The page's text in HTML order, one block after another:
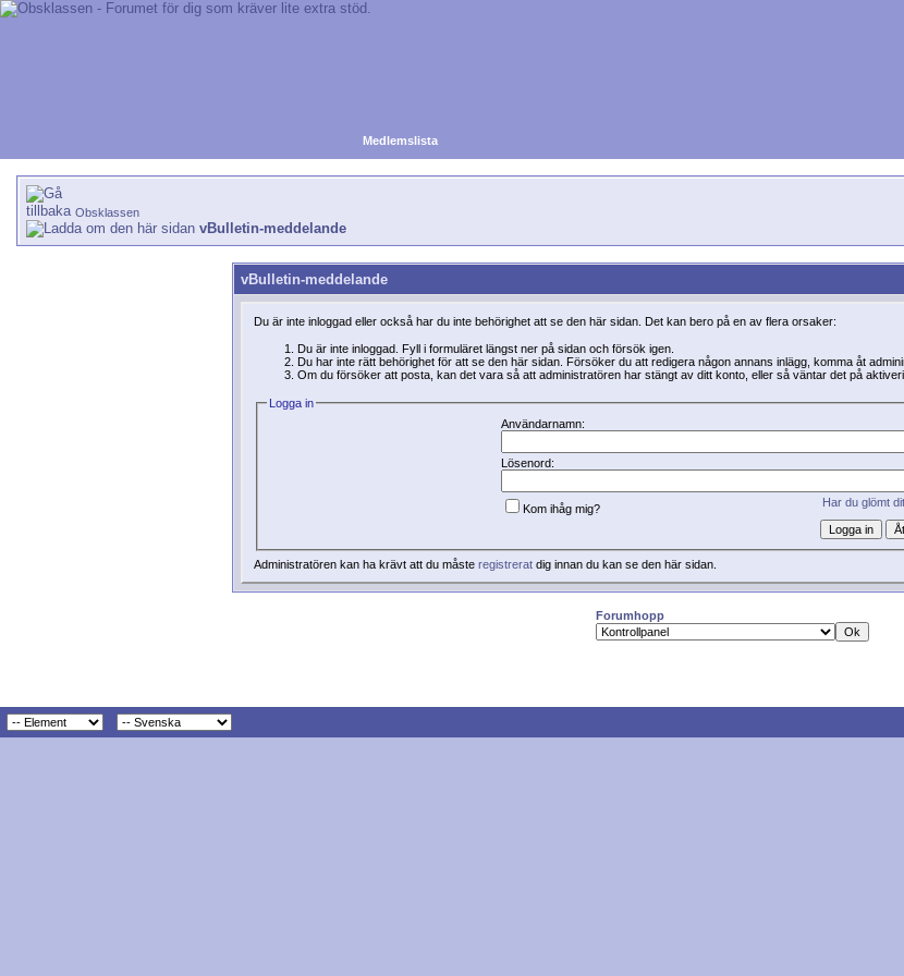
Medlemslista
Obsklassen
vBulletin-meddelande
vBulletin-meddelande
Du är inte inloggad eller också har du inte behörighet att se den här sidan. Det kan bero på en av flera orsaker:
Du är inte inloggad. Fyll i formuläret längst ner på sidan och försök igen.
Du har inte rätt behörighet för att se den här sidan. Försöker du att redigera någon annans inlägg, komma åt
Om du försöker att posta, kan det vara så att administratören har stängt av ditt konto, eller så väntar det på
Logga in
Användarnamn:
Lösenord:
Har du glömt
Kom ihåg mig?
Administratören kan ha krävt att du måste registreratdig innan du kan se den här sidan.
Forumhopp